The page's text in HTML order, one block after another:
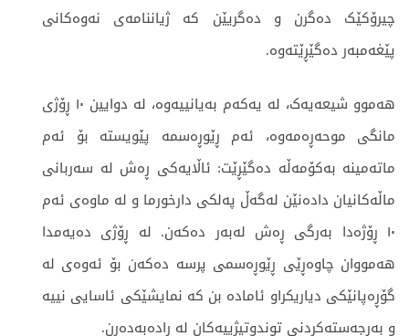
چیرۆکێک دەگرن و دەگریێن کە ژیاننامەی نەوەکانی
پێغەمبەر دەگێڕێتەوە.
هەموو شیعەیەک، لە یەکەم بەیانییەوە، لە دوایین ١٠ ڕۆژی
مانگی موحەڕەمەوە، ئەم ڕێوڕەسمە پێویستە بۆ ئەم
ماتەمینە بەکۆمەڵە دەگێڕێت: ئاڵایەکی ڕەش لە سەربانی
ماڵەکانیان دادەنێن لەگەڵ پەلکی دارخورما و لە ماوەی ئەم
١٠ ڕۆژەدا بەرگی ڕەش لەبەر دەکەن. لە ڕۆژی دەیەمدا
هەمووان چاوەڕێی ڕێوڕەسمی پرسە دەکەن بۆ ئەوەی لە
گۆڕەپانێکی دیاریکراو ئامادە بن کە نمایشێکی ئاسایی نییە
و بەرجەستەکردنی توندوتیژییەکان لە ڕادەبەدەرن.